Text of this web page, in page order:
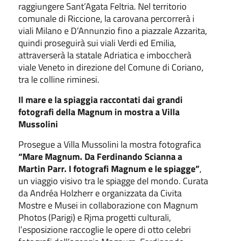
raggiungere Sant’Agata Feltria. Nel territorio
comunale di Riccione, la carovana percorrerà i
viali Milano e D’Annunzio fino a piazzale Azzarita,
quindi proseguirà sui viali Verdi ed Emilia,
attraverserà la statale Adriatica e imboccherà
viale Veneto in direzione del Comune di Coriano,
tra le colline riminesi.
Il mare e la spiaggia raccontati dai grandi
fotografi della Magnum in mostra a Villa
Mussolini
Prosegue a Villa Mussolini la mostra fotografica
“Mare Magnum. Da Ferdinando Scianna a
Martin Parr. I fotografi Magnum e le spiagge”,
un viaggio visivo tra le spiagge del mondo. Curata
da Andréa Holzherr e organizzata da Civita
Mostre e Musei in collaborazione con Magnum
Photos (Parigi) e Rjma progetti culturali,
l’esposizione raccoglie le opere di otto celebri